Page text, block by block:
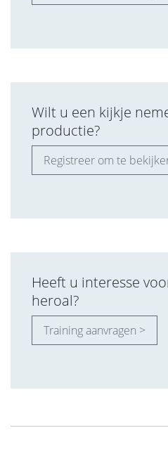
Wilt u een kijkje
productie?
Registreer om te
Heeft u interesse
heroal?
Training aanvragen >